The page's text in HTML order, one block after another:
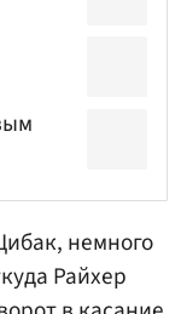
немного
Райхер